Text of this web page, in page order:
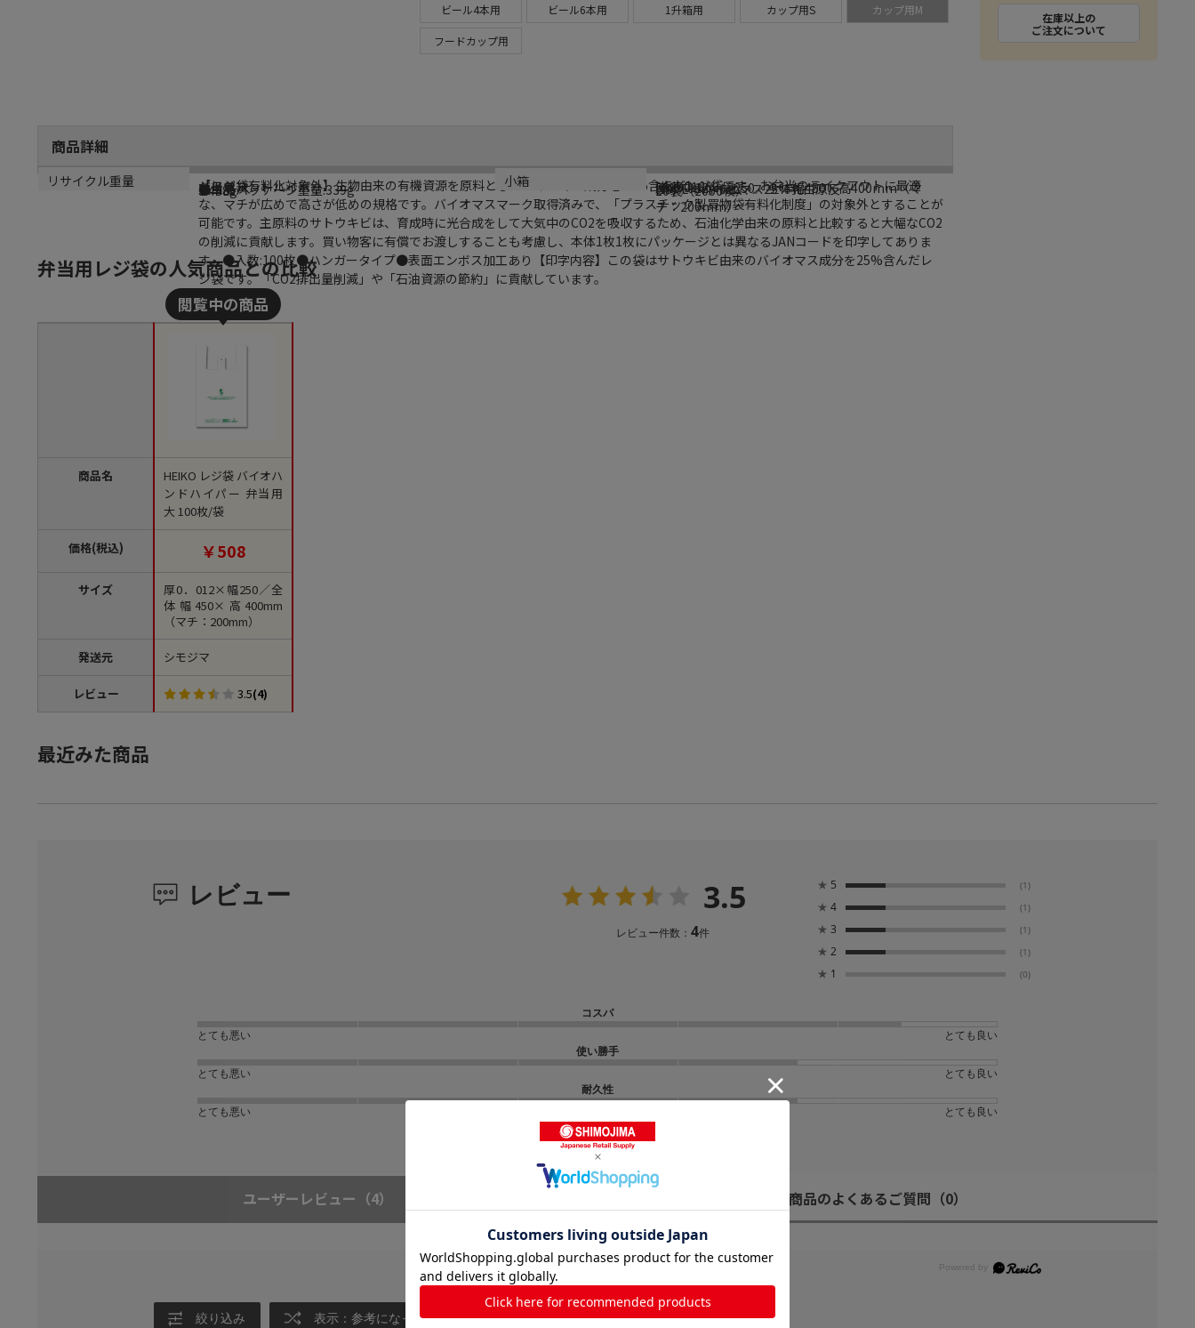
ビール4本用 ビール6本用 1升箱用 カップ用S カップ用M
フードカップ用
商品詳細
商品説明
【レジ袋有料化対象外】生物由来の有機資源を原料としたバイオマス成分を25%含んだレジ袋です。お弁当のテイクアウトに最適
な、マチが広めで高さが低めの規格です。バイオマスマーク取得済みで、「プラスチック製買物袋有料化制度」の対象外とすることが
可能です。主原料のサトウキビは、育成時に光合成をして大気中のCO2を吸収するため、石油化学由来の原料と比較すると大幅なCO2
の削減に貢献します。買い物客に有償でお渡しすることも考慮し、本体1枚1枚にパッケージとは異なるJANコードを印字してありま
す。●入数:100枚●ハンガータイプ●表面エンボス加工あり【印字内容】この袋はサトウキビ由来のバイオマス成分を25%含んだレ
ジ袋です。「CO2排出量削減」や「石油資源の節約」に貢献しています。
メーカー名
シモジマ
ブランド名
HEIKO
シリーズ名
バイオハンドハイパー
メーカー品番
006901860
規格
弁当用 大
サイズ
厚0．012×幅250／全体幅450×高400mm（マ
チ：200mm）
カラー
乳白
材質
HDPE＋バイオマス25％乳白原反
重量
●単品パッケージ重量:339g
生産国
タイ／ベトナム
リサイクル重量
3.488g
小箱
20袋（2000枚）
在庫以上の
ご注文について
弁当用レジ袋の人気商品との比較
商品名
価格(税込)
サイズ
発送元
レビュー
HEIKO レジ袋 バイオハ
ンドハイパー 弁当用
大 100枚/袋
￥508
厚0．012×幅250／全
体幅450×高400mm
（マチ：200mm）
シモジマ
3.5(4)
最近みた商品
レビュー 3.5
レビュー件数： 4件
★ 5 (1)
★ 4 (1)
★ 3 (1)
★ 2 (1)
★ 1 (0)
コスパ
とても悪い
とても良い
使い勝手
とても悪い
とても良い
耐久性
とても悪い
とても良い
ユーザーレビュー （4） 商品のよくあるご質問 （0）
絞り込み 表示：参考になった順